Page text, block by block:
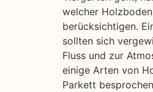
welcher
berücksichtigen.
sollten sich
Fluss und zur
einige Arten von
Parkett